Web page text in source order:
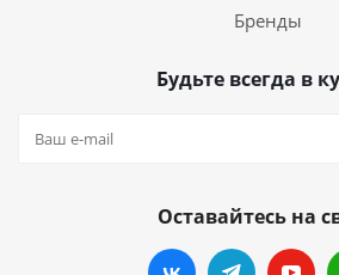
Бренды
Будьте всегда в
Оставайтесь на